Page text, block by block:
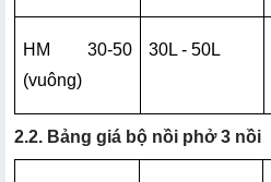
HM 30-50
(vuông)
30L - 50L
2.2. Bảng giá bộ nồi phở 3 nồi